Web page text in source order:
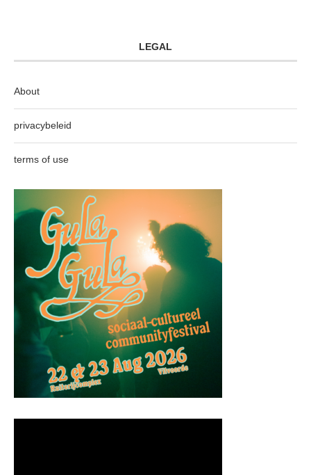
LEGAL
About
privacybeleid
terms of use